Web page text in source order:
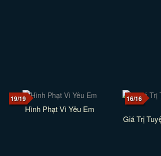
19/19
Hình Phạt Vì Yêu Em
16/16
Giá Trị